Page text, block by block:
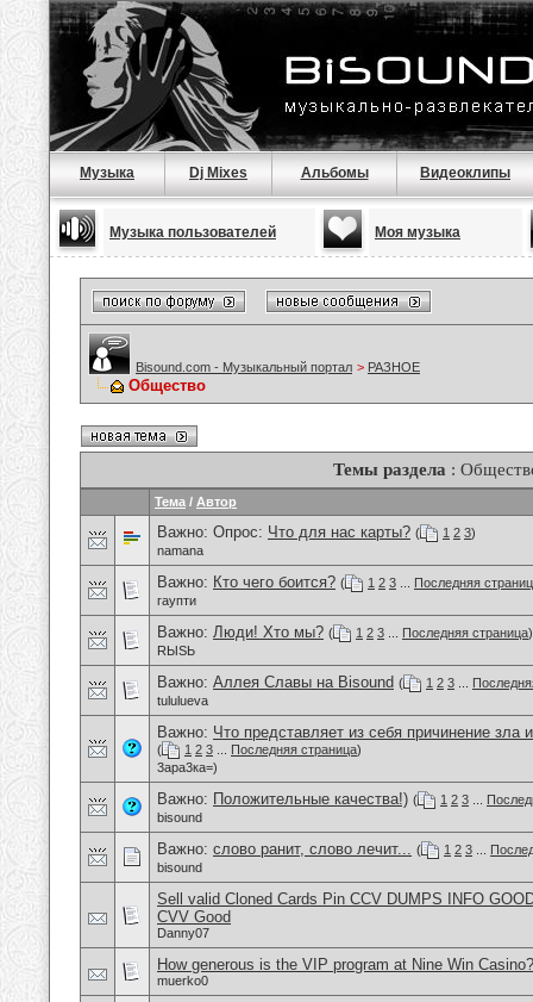
Музыка Dj Mixes Альбомы Видеоклипы
Музыка пользователей Моя музыка
Bisound.com - Музыкальный портал > РАЗНОЕ
Общество
Темы раздела :
Тема / Автор
Важно: Опрос: Что для нас карты? ( 1 2 3)
namana
Важно: Кто чего боится? ( 1 2 3
Последняя
гаупти
Важно: Люди! Хто мы? ( 1 2 3 Последняя страница)
RЫSЬ
Важно: Аллея Славы на Bisound ( 1 2 3
tululueva
Важно: Что представляет из себя причинение зла
( 1 2 3 Последняя страница)
3ара3ка=)
Важно: Положительные качества!) ( 1 2 3
bisound
Важно: слово ранит, слово лечит... ( 1 2 3
bisound
Sell valid Cloned Cards Pin CCV DUMPS INFO
CVV Good
Danny07
How generous is the VIP program at Nine Win Casino?
muerko0